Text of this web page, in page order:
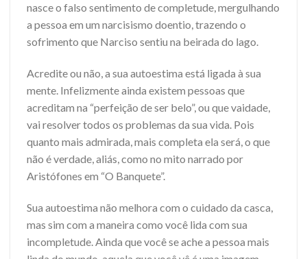
nasce o falso sentimento de completude, mergulhando
a pessoa em um narcisismo doentio, trazendo o
sofrimento que Narciso sentiu na beirada do lago.
Acredite ou não, a sua autoestima está ligada à sua
mente. Infelizmente ainda existem pessoas que
acreditam na “perfeição de ser belo”, ou que vaidade,
vai resolver todos os problemas da sua vida. Pois
quanto mais admirada, mais completa ela será, o que
não é verdade, aliás, como no mito narrado por
Aristófones em “O Banquete”.
Sua autoestima não melhora com o cuidado da casca,
mas sim com a maneira como você lida com sua
incompletude. Ainda que você se ache a pessoa mais